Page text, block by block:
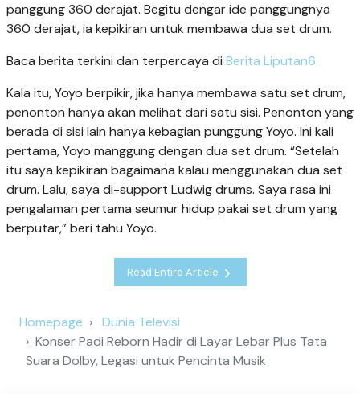
panggung 360 derajat. Begitu dengar ide panggungnya
360 derajat, ia kepikiran untuk membawa dua set drum.
Baca berita terkini dan terpercaya di Berita Liputan6
Kala itu, Yoyo berpikir, jika hanya membawa satu set drum,
penonton hanya akan melihat dari satu sisi. Penonton yang
berada di sisi lain hanya kebagian punggung Yoyo. Ini kali
pertama, Yoyo manggung dengan dua set drum. “Setelah
itu saya kepikiran bagaimana kalau menggunakan dua set
drum. Lalu, saya di-support Ludwig drums. Saya rasa ini
pengalaman pertama seumur hidup pakai set drum yang
berputar,” beri tahu Yoyo.
Read Entire Article
Homepage
Dunia Televisi
Konser Padi Reborn Hadir di Layar Lebar Plus Tata
Suara Dolby, Legasi untuk Pencinta Musik